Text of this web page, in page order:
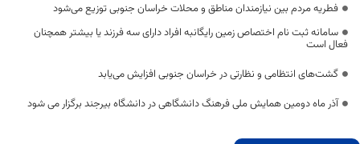
فطریه مردم بین نیازمندان مناطق و محلات خراسان جنوبی توزیع می‌شود
سامانه ثبت نام اختصاص زمین رایگانبه افراد دارای سه فرزند یا بیشتر همچنان
فعال است
گشت‌های انتظامی و نظارتی در خراسان جنوبی افزایش می‌یابد
آذر ماه دومین همایش ملی فرهنگ دانشگاهی در دانشگاه بیرجند برگزار می شود